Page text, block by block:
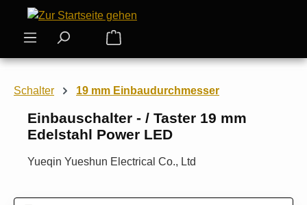
Zum Hauptinhalt springen
Warenkorb enthält 0 Positionen.
Schalter 19 mm Einbaudurchmesser
Einbauschalter - / Taster 19 mm
Edelstahl Power LED
Yueqin Yueshun Electrical Co., Ltd